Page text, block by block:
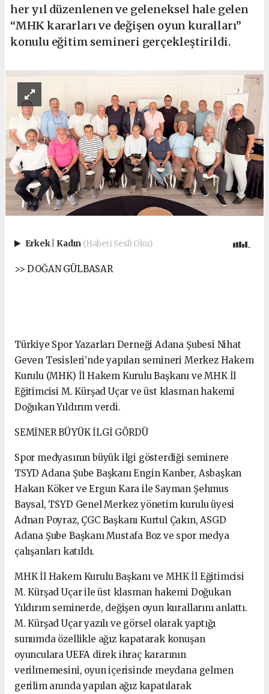
her yıl düzenlenen ve geleneksel hale gelen
“MHK kararları ve değişen oyun kuralları”
konulu eğitim semineri gerçekleştirildi.
Erkek Kadın (Haberi Sesli Oku)
>> DOĞAN GÜLBASAR
Türkiye Spor Yazarları Derneği Adana Şubesi Nihat
Geven Tesisleri’nde yapılan semineri Merkez Hakem
Kurulu (MHK) İl Hakem Kurulu Başkanı ve MHK İl
Eğitimcisi M. Kürşad Uçar ve üst klasman hakemi
Doğukan Yıldırım verdi.
SEMİNER BÜYÜK İLGİ GÖRDÜ
Spor medyasının büyük ilgi gösterdiği seminere
TSYD Adana Şube Başkanı Engin Kanber, Asbaşkan
Hakan Köker ve Ergun Kara ile Sayman Şehmus
Baysal, TSYD Genel Merkez yönetim kurulu üyesi
Adnan Poyraz, ÇGC Başkanı Kurtul Çakın, ASGD
Adana Şube Başkanı Mustafa Boz ve spor medya
çalışanları katıldı.
MHK İl Hakem Kurulu Başkanı ve MHK İl Eğitimcisi
M. Kürşad Uçar ile üst klasman hakemi Doğukan
Yıldırım seminerde, değişen oyun kurallarını anlattı.
M. Kürşad Uçar yazılı ve görsel olarak yaptığı
sunumda özellikle ağız kapatarak konuşan
oyunculara UEFA direk ihraç kararının
verilmemesini, oyun içerisinde meydana gelmen
gerilim anında yapılan ağız kapatılarak